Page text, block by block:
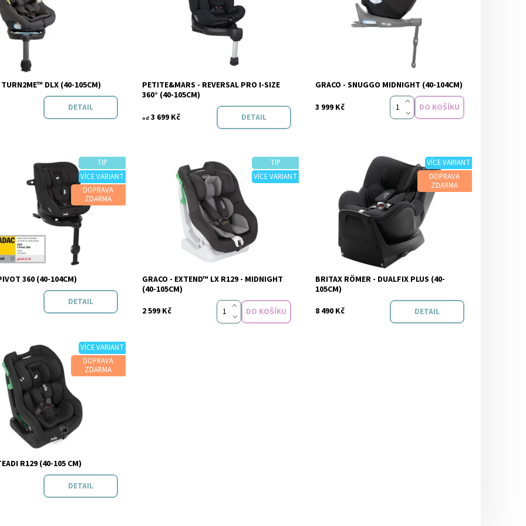
Graco
TURN2ME™ DLX (40-105CM)
DETAIL
Značka: Petite&Mars
PETITE&MARS - REVERSAL PRO I-SIZE
360° (40-105CM)
od 3 699 Kč DETAIL
Značka: Graco
GRACO - SNUGGO MIDNIGHT (40-104CM)
3 999 Kč
TIP
VÍCE VARIANT
DOPRAVA
ZDARMA
Skladem
Joie
360 (40-104CM)
DETAIL
TIP
VÍCE VARIANT
Skladem
Značka: Graco
GRACO - EXTEND™ LX R129 - MIDNIGHT
(40-105CM)
2 599 Kč
VÍCE VARIANT
DOPRAVA
ZDARMA
Dostupnost: Skladem
Značka: BRITAX RÖMER
BRITAX RÖMER - DUALFIX PLUS (40-
105CM)
8 490 Kč
DETAIL
VÍCE VARIANT
DOPRAVA
ZDARMA
Skladem
Joie
R129 (40-105 CM)
DETAIL